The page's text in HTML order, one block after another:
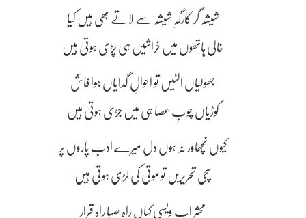
شیشہ گر کارگہِ شیشہ سے لاتے بھی ہیں کیا
خالی ہاتھوں میں خراشیں ہی پڑی ہوتی ہیں
جھولیاں الٹیں تو احوالِ گدایاں ہوا فاش
کوڑیاں چوبِ عصا ہی میں جڑی ہوتی ہیں
کیوں نچھاور نہ ہوں دل میرے ادب پاروں پر
سچی تحریریں تو موتی کی لڑی ہوتی ہیں
محشر اب ویسی کہاں راہِ صبا راہِ قرار